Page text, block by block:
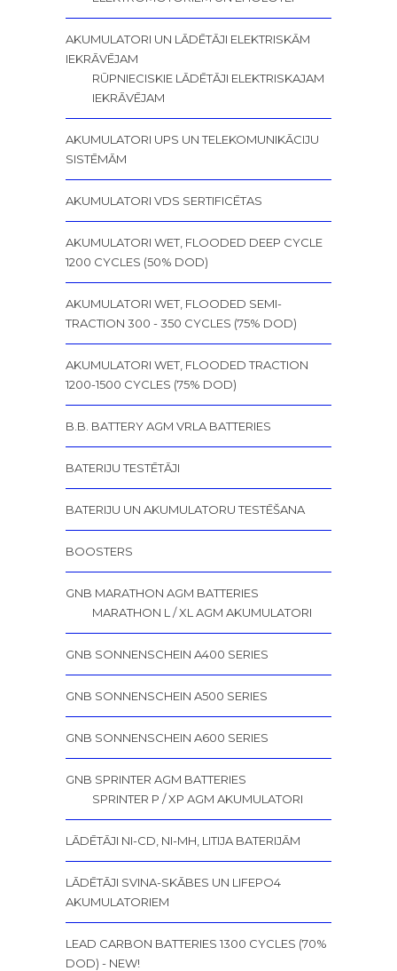
AKUMULATORI UN LĀDĒTĀJI ELEKTRISKĀM
IEKRĀVĒJAM
RŪPNIECISKIE LĀDĒTĀJI ELEKTRISKAJAM
IEKRĀVĒJAM
AKUMULATORI UPS UN TELEKOMUNIKĀCIJU
SISTĒMĀM
AKUMULATORI VDS SERTIFICĒTAS
AKUMULATORI WET, FLOODED DEEP CYCLE
1200 CYCLES (50% DOD)
AKUMULATORI WET, FLOODED SEMI-
TRACTION 300 - 350 CYCLES (75% DOD)
AKUMULATORI WET, FLOODED TRACTION
1200-1500 CYCLES (75% DOD)
B.B. BATTERY AGM VRLA BATTERIES
BATERIJU TESTĒTĀJI
BATERIJU UN AKUMULATORU TESTĒŠANA
BOOSTERS
GNB MARATHON AGM BATTERIES
MARATHON L / XL AGM AKUMULATORI
GNB SONNENSCHEIN A400 SERIES
GNB SONNENSCHEIN A500 SERIES
GNB SONNENSCHEIN A600 SERIES
GNB SPRINTER AGM BATTERIES
SPRINTER P / XP AGM AKUMULATORI
LĀDĒTĀJI NI-CD, NI-MH, LITIJA BATERIJĀM
LĀDĒTĀJI SVINA-SKĀBES UN LIFEPO4
AKUMULATORIEM
LEAD CARBON BATTERIES 1300 CYCLES (70%
DOD) - NEW!